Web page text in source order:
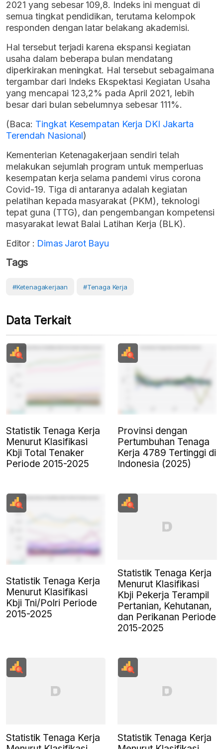
2021 yang sebesar 109,8. Indeks ini menguat di
semua tingkat pendidikan, terutama kelompok
responden dengan latar belakang akademisi.
Hal tersebut terjadi karena ekspansi kegiatan
usaha dalam beberapa bulan mendatang
diperkirakan meningkat. Hal tersebut sebagaimana
tergambar dari Indeks Ekspektasi Kegiatan Usaha
yang mencapai 123,2% pada April 2021, lebih
besar dari bulan sebelumnya sebesar 111%.
(Baca: Tingkat Kesempatan Kerja DKI Jakarta
Terendah Nasional)
Kementerian Ketenagakerjaan sendiri telah
melakukan sejumlah program untuk memperluas
kesempatan kerja selama pandemi virus corona
Covid-19. Tiga di antaranya adalah kegiatan
pelatihan kepada masyarakat (PKM), teknologi
tepat guna (TTG), dan pengembangan kompetensi
masyarakat lewat Balai Latihan Kerja (BLK).
Editor : Dimas Jarot Bayu
Tags
#Ketenagakerjaan #Tenaga Kerja
Data Terkait
Statistik Tenaga Kerja
Menurut Klasifikasi
Kbji Total Tenaker
Periode 2015-2025
Provinsi dengan
Pertumbuhan Tenaga
Kerja 4789 Tertinggi di
Indonesia (2025)
Statistik Tenaga Kerja
Menurut Klasifikasi
Kbji Tni/Polri Periode
2015-2025
Statistik Tenaga Kerja
Menurut Klasifikasi
Kbji Pekerja Terampil
Pertanian, Kehutanan,
dan Perikanan Periode
2015-2025
Statistik Tenaga Kerja
Statistik Tenaga Kerja